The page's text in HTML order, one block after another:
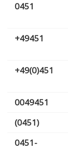
0451
+49451
+49(0)451
0049451
(0451)
0451-